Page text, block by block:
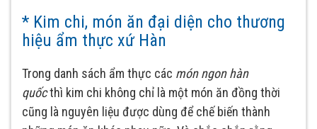
* Kim chi, món ăn đại diện cho thương
hiệu ẩm thực xứ Hàn
Trong danh sách ẩm thực các món ngon hàn
quốcthì kim chi không chỉ là một món ăn đồng thời
cũng là nguyên liệu được dùng để chế biến thành